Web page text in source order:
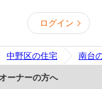
ログイン
中野区の住宅 南台
オーナーの方へ